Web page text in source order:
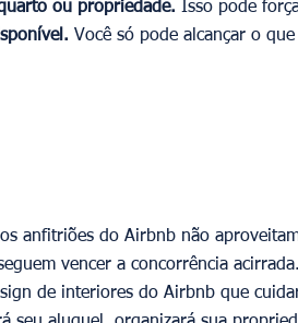
ou propriedade. Isso pode
Você só pode alcançar o
anfitriões do Airbnb não
vencer a concorrência
de interiores do Airbnb que